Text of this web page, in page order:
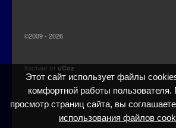
©2009 - 2026
Хостинг от uCoz
Этот сайт использует файлы
комфортной работы
просмотр страниц сайта, вы
использования файлов